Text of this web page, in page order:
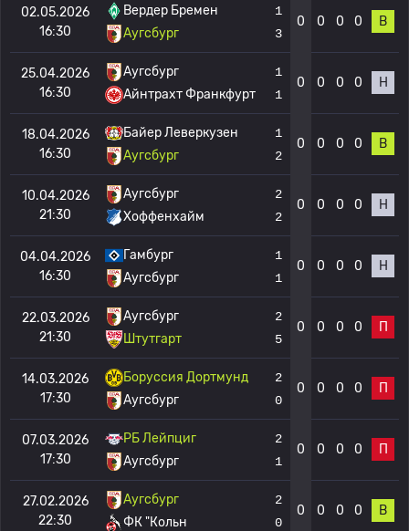
02.05.2026
16:30
Вердер Бремен
Аугсбург
1
3
0 0 0 0 В
25.04.2026
16:30
Аугсбург
Айнтрахт Франкфурт
1
1
0 0 0 0 Н
18.04.2026
16:30
Байер Леверкузен
Аугсбург
1
2
0 0 0 0 В
10.04.2026
21:30
Аугсбург
Хоффенхайм
2
2
0 0 0 0 Н
04.04.2026
16:30
Гамбург
Аугсбург
1
1
0 0 0 0 Н
22.03.2026
21:30
Аугсбург
Штутгарт
2
5
0 0 0 0 П
14.03.2026
17:30
Боруссия Дортмунд
Аугсбург
2
0
0 0 0 0 П
07.03.2026
17:30
РБ Лейпциг
Аугсбург
2
1
0 0 0 0 П
27.02.2026
22:30
Аугсбург
ФК "Кольн
2
0
0 0 0 0 В